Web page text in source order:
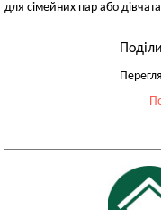
для сімейних пар або